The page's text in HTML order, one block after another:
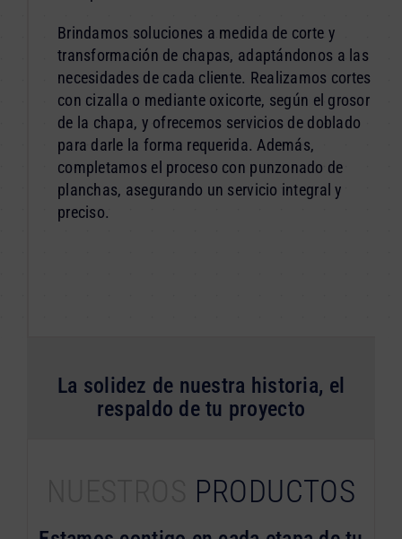
Brindamos soluciones a medida de corte y
transformación de chapas, adaptándonos a las
necesidades de cada cliente. Realizamos cortes
con cizalla o mediante oxicorte, según el grosor
de la chapa, y ofrecemos servicios de doblado
para darle la forma requerida. Además,
completamos el proceso con punzonado de
planchas, asegurando un servicio integral y
preciso.
La solidez de nuestra historia, el
respaldo de tu proyecto
PRODUCTOS